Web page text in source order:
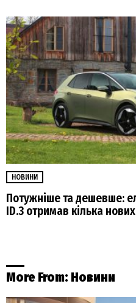
НОВИНИ
Потужніше та дешевше:
ID.3 отримав кілька
More From: Новини